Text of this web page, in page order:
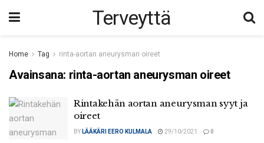
Terveyttä
Home Tag rinta-aortan aneurysman oireet
Avainsana: rinta-aortan aneurysman oireet
Rintakehän aortan aneurysman syyt ja
oireet
BY LÄÄKÄRI EERO KULMALA 29/10/2021 0